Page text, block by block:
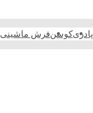
پادریکوسنفرش ماشینی